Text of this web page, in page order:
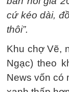
cứ kéo dài,
thôi”.
Khu chợ Vẽ,
Ngạc) theo
News vốn có